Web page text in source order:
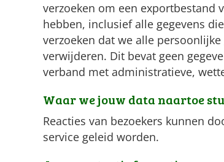
verzoeken om een exportbestand
hebben, inclusief alle gegevens
verzoeken dat we alle
verwijderen. Dit bevat geen
verband met administratieve,
Waar we jouw data naartoe
Reacties van bezoekers kunnen
service geleid worden.